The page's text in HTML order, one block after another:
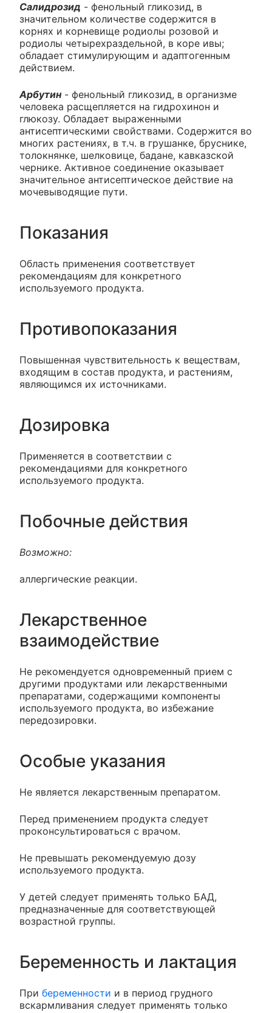
Салидрозид - фенольный гликозид, в
значительном количестве содержится в
корнях и корневище родиолы розовой и
родиолы четырехраздельной, в коре ивы;
обладает стимулирующим и адаптогенным
действием.
Арбутин- фенольный гликозид, в организме
человека расщепляется на гидрохинон и
глюкозу. Обладает выраженными
антисептическими свойствами. Содержится во
многих растениях, в т.ч. в грушанке, бруснике,
толокнянке, шелковице, бадане, кавказской
чернике. Активное соединение оказывает
значительное антисептическое действие на
мочевыводящие пути.
Показания
Область применения соответствует
рекомендациям для конкретного
используемого продукта.
Противопоказания
Повышенная чувствительность к веществам,
входящим в состав продукта, и растениям,
являющимся их источниками.
Дозировка
Применяется в соответствии с
рекомендациями для конкретного
используемого продукта.
Побочные действия
Возможно:
аллергические реакции.
Лекарственное
взаимодействие
Не рекомендуется одновременный прием с
другими продуктами или лекарственными
препаратами, содержащими компоненты
используемого продукта, во избежание
передозировки.
Особые указания
Не является лекарственным препаратом.
Перед применением продукта следует
проконсультироваться с врачом.
Не превышать рекомендуемую дозу
используемого продукта.
У детей следует применять только БАД,
предназначенные для соответствующей
возрастной группы.
Беременность и лактация
При беременности и в период грудного
вскармливания следует применять только